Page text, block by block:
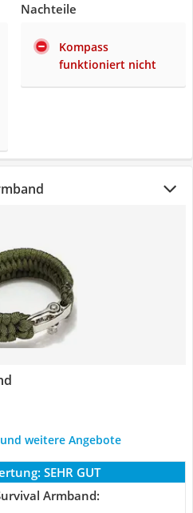
Nachteile
Kompass
funktioniert nicht
weitere Angebote
SEHR GUT
Armband: